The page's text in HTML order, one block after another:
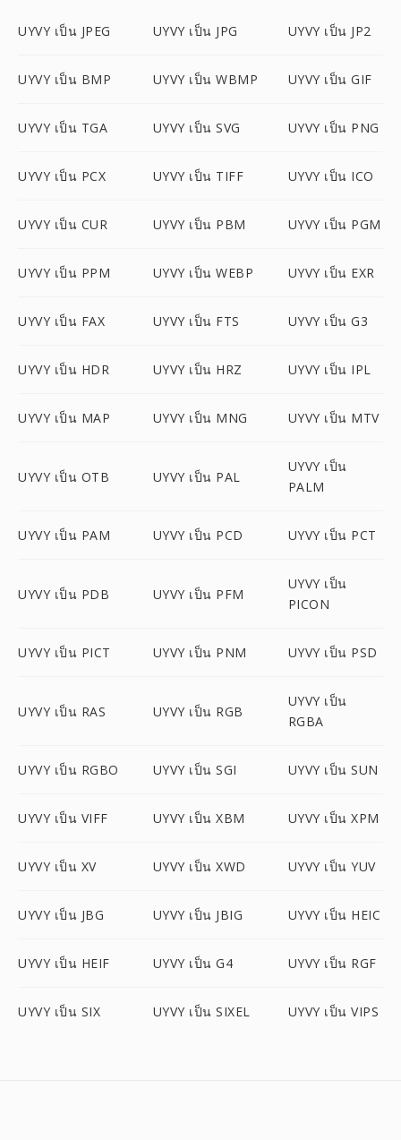
UYVY เป็น JPEG UYVY เป็น JPG UYVY เป็น JP2
UYVY เป็น BMP UYVY เป็น WBMP UYVY เป็น GIF
UYVY เป็น TGA UYVY เป็น SVG UYVY เป็น PNG
UYVY เป็น PCX UYVY เป็น TIFF UYVY เป็น ICO
UYVY เป็น CUR UYVY เป็น PBM UYVY เป็น PGM
UYVY เป็น PPM UYVY เป็น WEBP UYVY เป็น EXR
UYVY เป็น FAX UYVY เป็น FTS UYVY เป็น G3
UYVY เป็น HDR UYVY เป็น HRZ UYVY เป็น IPL
UYVY เป็น MAP UYVY เป็น MNG UYVY เป็น MTV
UYVY เป็น OTB UYVY เป็น PAL
UYVY เป็น
PALM
UYVY เป็น PAM UYVY เป็น PCD UYVY เป็น PCT
UYVY เป็น PDB UYVY เป็น PFM
UYVY เป็น
PICON
UYVY เป็น PICT UYVY เป็น PNM UYVY เป็น PSD
UYVY เป็น RAS UYVY เป็น RGB
UYVY เป็น
RGBA
UYVY เป็น RGBO UYVY เป็น SGI UYVY เป็น SUN
UYVY เป็น VIFF UYVY เป็น XBM UYVY เป็น XPM
UYVY เป็น XV UYVY เป็น XWD UYVY เป็น YUV
UYVY เป็น JBG UYVY เป็น JBIG UYVY เป็น HEIC
UYVY เป็น HEIF UYVY เป็น G4 UYVY เป็น RGF
UYVY เป็น SIX UYVY เป็น SIXEL UYVY เป็น VIPS